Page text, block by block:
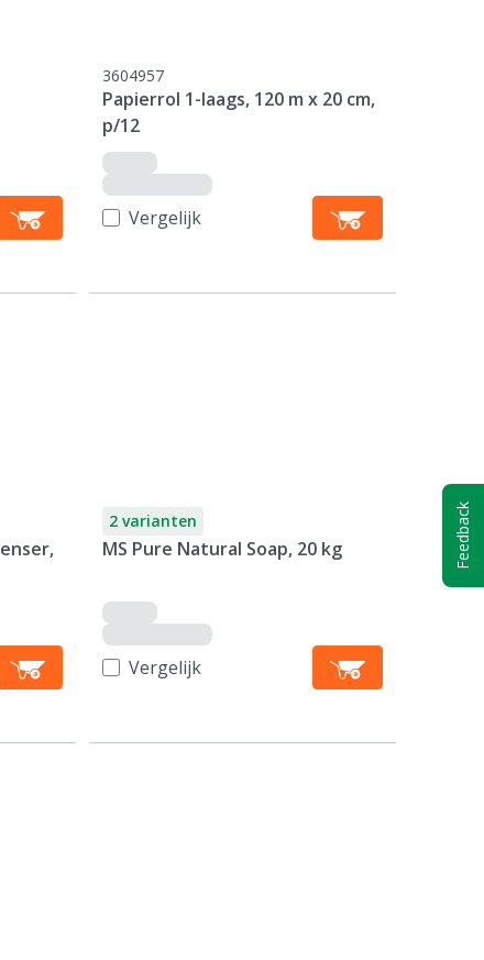
3604957
Papierrol 1-laags, 120 m x 20 cm,
p/12
Vergelijk
2 varianten
MS Pure Natural Soap, 20 kg
Vergelijk
Feedback